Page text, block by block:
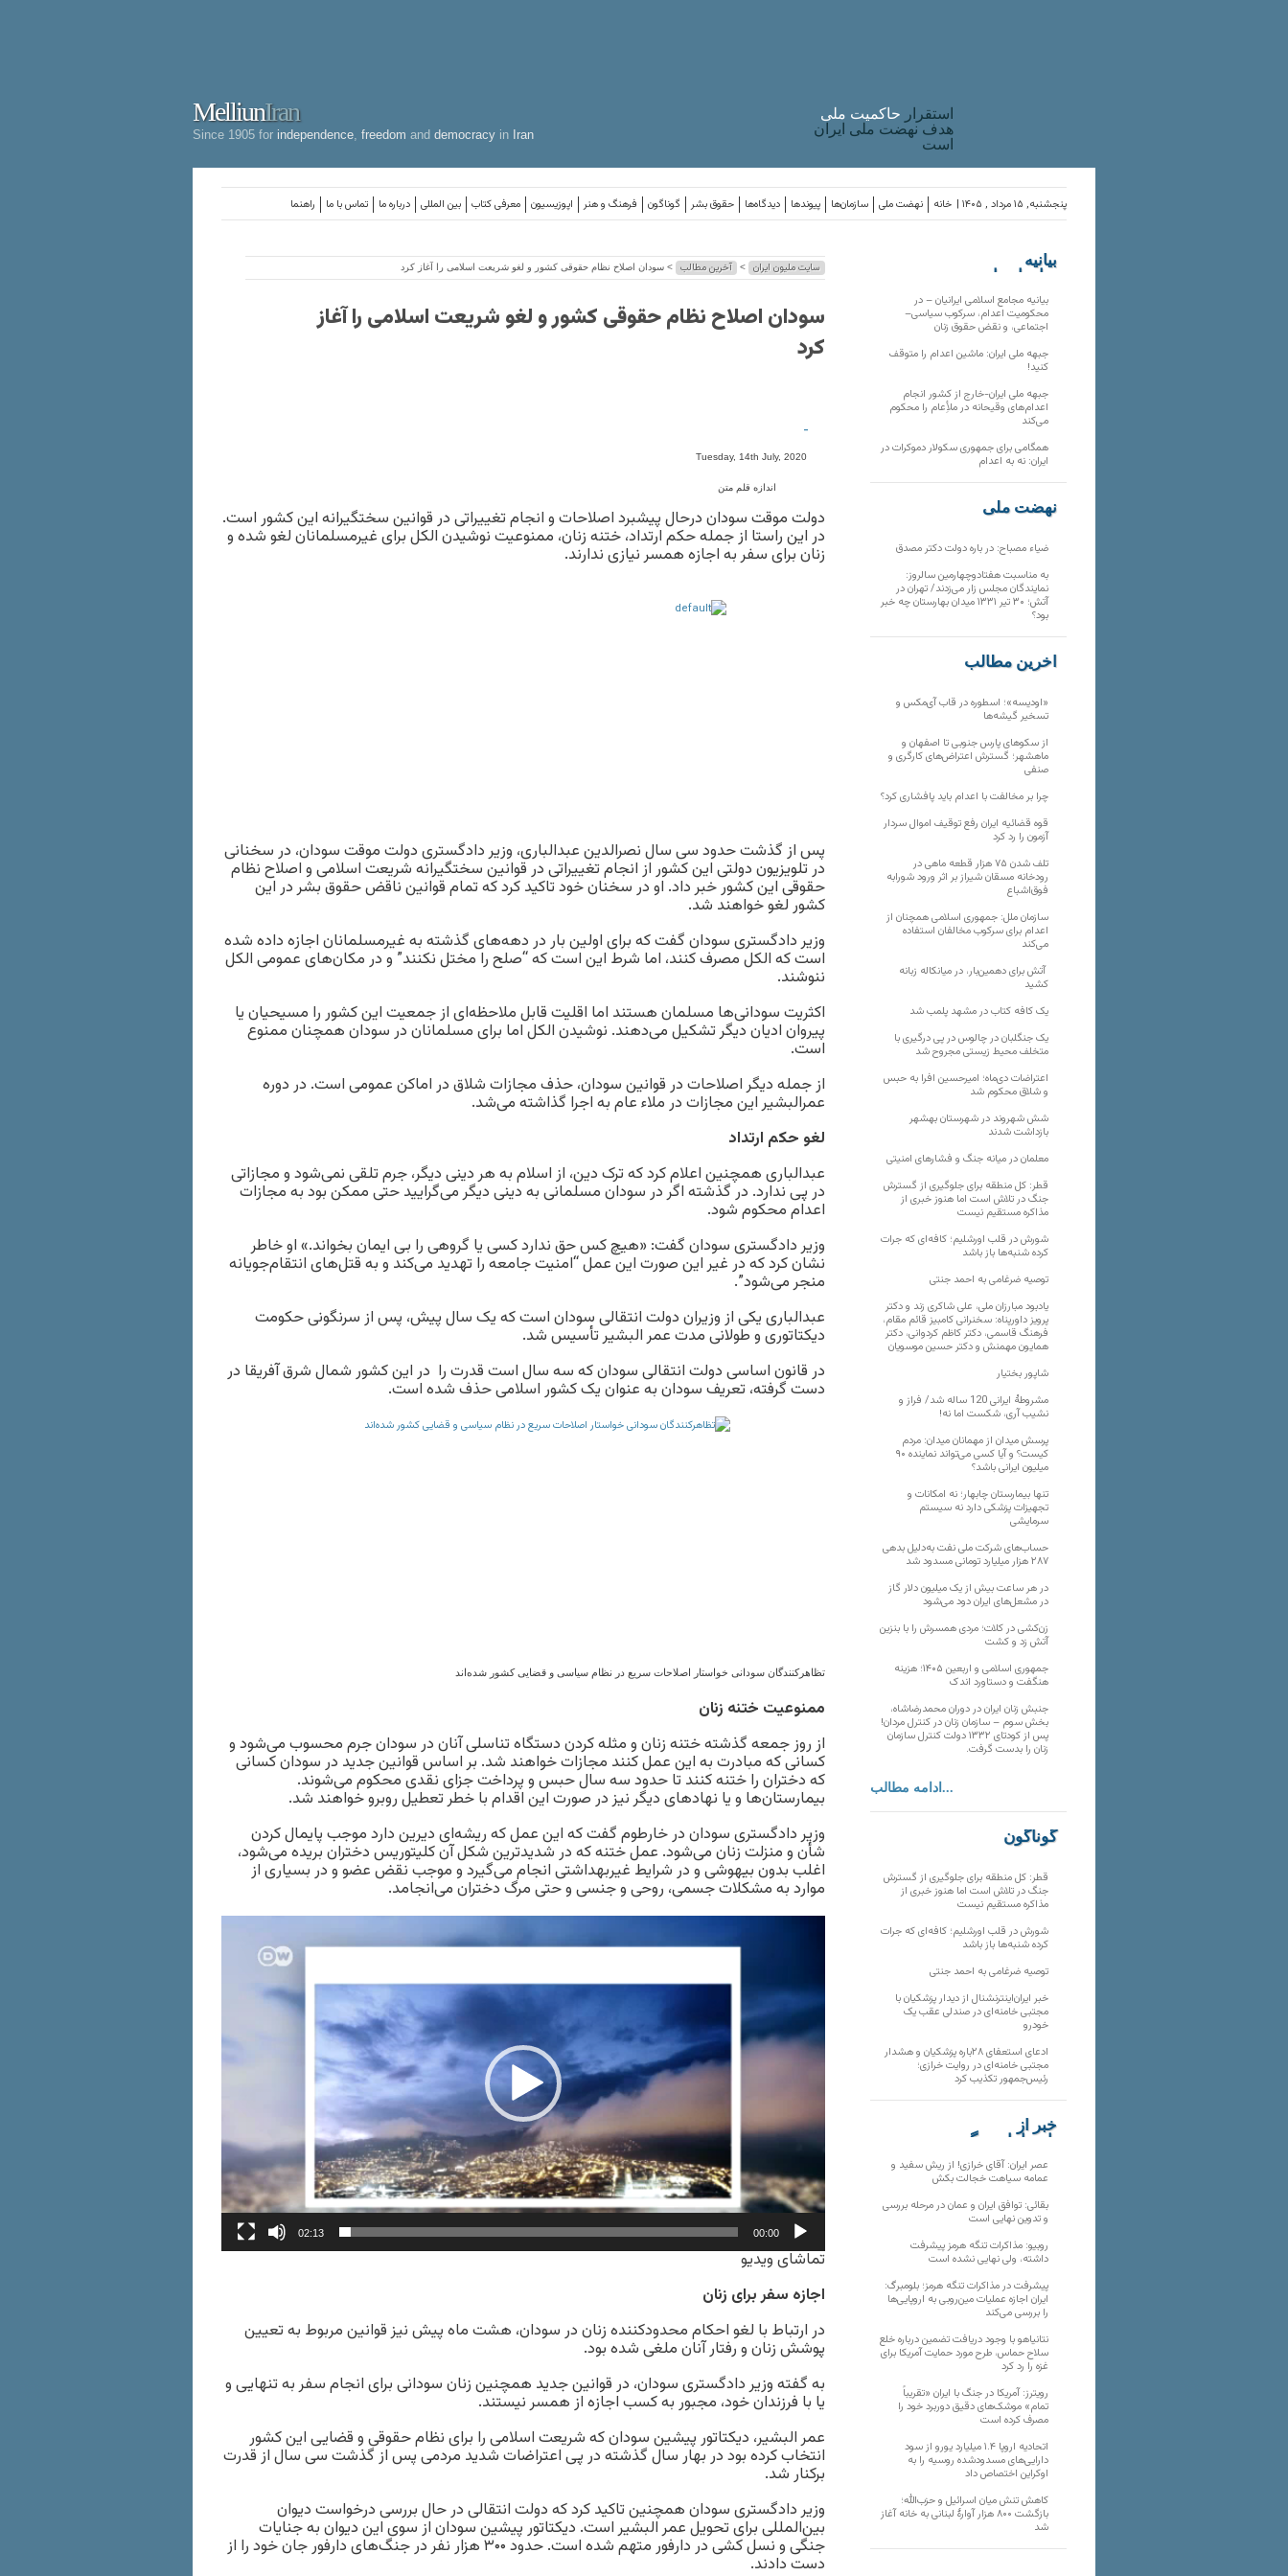
MelliunIran
Since 1905 for independence freedom and democracy in Iran
استقرار حاکميت ملی
هدف نهضت ملی ایران
است
راهنما تماس با ما درباره ما بین المللی معرفی کتاب اپوزیسیون فرهنگ و هنر گوناگون حقوق بشر دیدگاه‌ها پیوندها سازمان‌ها نهضت ملی خانه پنجشنبه, ۱۵ مرداد , ۱۴۰۵ |
سایت ملیون ایران > آخرین مطالب > سودان اصلاح نظام حقوقی کشور و لغو شریعت اسلامی را آغاز کرد
سودان اصلاح نظام حقوقی کشور و لغو شریعت اسلامی را آغاز
کرد
-
Tuesday, 14th July, 2020
اندازه قلم متن
دولت موقت سودان درحال پیشبرد اصلاحات و انجام تغییراتی در قوانین سختگیرانه این کشور است.
در این راستا از جمله حکم ارتداد، ختنه زنان، ممنوعیت نوشیدن الکل برای غیرمسلمانان لغو شده و
زنان برای سفر به اجازه همسر نیازی ندارند.
پس از گذشت حدود سی سال نصرالدین عبدالباری، وزیر دادگستری دولت موقت سودان، در سخنانی
در تلویزیون دولتی این کشور از انجام تغییراتی در قوانین سختگیرانه شریعت اسلامی و اصلاح نظام
حقوقی این کشور خبر داد. او در سخنان خود تاکید کرد که تمام قوانین ناقض حقوق بشر در این
کشور لغو خواهند شد.
وزیر دادگستری سودان گفت که برای اولین بار در دهه‌های گذشته به غیرمسلمانان اجازه داده شده
است که الکل مصرف کنند، اما شرط این است که “صلح را مختل نکنند” و در مکان‌های عمومی الکل
ننوشند.
اکثریت سودانی‌ها مسلمان هستند اما اقلیت قابل ملاحظه‌ای از جمعیت این کشور را مسیحیان یا
پیروان ادیان دیگر تشکیل می‌دهند. نوشیدن الکل اما برای مسلمانان در سودان همچنان ممنوع
است.
از جمله دیگر اصلاحات در قوانین سودان، حذف مجازات شلاق در اماکن عمومی است. در دوره
عمرالبشیر این مجازات در ملاء عام به اجرا گذاشته می‌شد.
لغو حکم ارتداد
عبدالباری همچنین اعلام کرد که ترک دین، از اسلام به هر دینی دیگر، جرم تلقی نمی‌شود و مجازاتی
در پی ندارد. در گذشته اگر در سودان مسلمانی به دینی دیگر می‌گرایید حتی ممکن بود به مجازات
اعدام محکوم شود.
وزیر دادگستری سودان گفت: «هیچ کس حق ندارد کسی یا گروهی را بی ایمان بخواند.» او خاطر
نشان کرد که در غیر این صورت این عمل “امنیت جامعه را تهدید می‌کند و به قتل‌های انتقام‌جویانه
منجر می‌شود”.
عبدالباری یکی از وزیران دولت انتقالی سودان است که یک سال پیش، پس از سرنگونی حکومت
دیکتاتوری و طولانی مدت عمر البشیر تأسیس شد.
در قانون اساسی دولت انتقالی سودان که سه سال است قدرت را در این کشور شمال شرق آفریقا در
دست گرفته، تعریف سودان به عنوان یک کشور اسلامی حذف شده است.
تظاهرکنندگان سودانی خواستار اصلاحات سریع در نظام سیاسی و قضایی کشور شده‌اند
ممنوعیت ختنه زنان
از روز جمعه گذشته ختنه زنان و مثله کردن دستگاه تناسلی آنان در سودان جرم محسوب می‌شود و
کسانی که مبادرت به این عمل کنند مجازات خواهند شد. بر اساس قوانین جدید در سودان کسانی
که دختران را ختنه کنند تا حدود سه سال حبس و پرداخت جزای نقدی محکوم می‌شوند.
بیمارستان‌ها و یا نهادهای دیگر نیز در صورت این اقدام با خطر تعطیل روبرو خواهند شد.
وزیر دادگستری سودان در خارطوم گفت که این عمل که ریشه‌ای دیرین دارد موجب پایمال کردن
شأن و منزلت زنان می‌شود. عمل ختنه که در شدیدترین شکل آن کلیتوریس دختران بریده می‌شود،
اغلب بدون بیهوشی و در شرایط غیربهداشتی انجام می‌گیرد و موجب نقض عضو و در بسیاری از
موارد به مشکلات جسمی، روحی و جنسی و حتی مرگ دختران می‌انجامد.
00:00
02:13
تماشای ویدیو
اجازه سفر برای زنان
در ارتباط با لغو احکام محدود‌کننده زنان در سودان، هشت ماه پیش نیز قوانین مربوط به تعیین
پوشش زنان و رفتار آنان ملغی شده بود.
به گفته وزیر دادگستری سودان، در قوانین جدید همچنین زنان سودانی برای انجام سفر به تنهایی و
یا با فرزندان خود، مجبور به کسب اجازه از همسر نیستند.
عمر البشیر، دیکتاتور پیشین سودان که شریعت اسلامی را برای نظام حقوقی و قضایی این کشور
انتخاب کرده بود در بهار سال گذشته در پی اعتراضات شدید مردمی پس از گذشت سی سال از قدرت
برکنار شد.
وزیر دادگستری سودان همچنین تاکید کرد که دولت انتقالی در حال بررسی درخواست دیوان
بین‌المللی برای تحویل عمر البشیر است. دیکتاتور پیشین سودان از سوی این دیوان به جنایات
جنگی و نسل کشی در دارفور متهم شده است. حدود ۳۰۰ هزار نفر در جنگ‌های دارفور جان خود را از
دست دادند.
بیانیه
سازمان‌های
بیانیه مجامع اسلامی ایرانیان – در
محکومیت اعدام، سرکوب سیاسی–
اجتماعی، و نقض حقوق زنان
جبهه ملی ایران: ماشین اعدام را متوقف
کنید!
جبهه ملی ایران-خارج از کشور انجام
اعدام‌های وقیحانه در ملأِعام را محکوم
می‌کند
همگامی برای جمهوری سکولار دموکرات در
ایران: نه به اعدام
نهضت ملی
ضیاء مصباح: در باره دولت دکتر مصدق
به مناسبت هفتادوچهارمین سالروز:
نمایندگان مجلس زار می‌زدند/ تهران در
آتش؛ ۳۰ تیر ۱۳۳۱ میدان بهارستان چه خبر
بود؟
آخرین مطالب
«اودیسه»؛ اسطوره در قاب آی‌مکس و
تسخیر گیشه‌ها
از سکوهای پارس جنوبی تا اصفهان و
ماهشهر؛ گسترش اعتراض‌های کارگری و
صنفی
چرا بر مخالفت با اعدام باید پافشاری کرد؟
قوه قضائیه ایران رفع توقیف اموال سردار
آزمون را رد کرد
تلف شدن ۷۵ هزار قطعه ماهی در
رودخانه مسقان شیراز بر اثر ورود شورابه
فوق‌اشباع
سازمان ملل: جمهوری اسلامی همچنان از
اعدام برای سرکوب مخالفان استفاده
می‌کند
آتش برای دهمین‌بار، در میانکاله زبانه
کشید
یک کافه کتاب در مشهد پلمب شد
یک جنگلبان در چالوس در پی درگیری با
متخلف محیط زیستی مجروح شد
اعتراضات دی‌ماه؛ امیرحسین افرا به حبس
و شلاق محکوم شد
شش شهروند در شهرستان بهشهر
بازداشت شدند
معلمان در میانه جنگ و فشارهای امنیتی
قطر: کل منطقه برای جلوگیری از گسترش
جنگ در تلاش است اما هنوز خبری از
مذاکره مستقیم نیست
شورش در قلب اورشلیم؛ کافه‌ای که جرات
کرده شنبه‌ها باز باشد
توصیه ضرغامی به احمد جنتی
یادبود مبارزان ملی، علی شاکری زند و دکتر
پرویز داورپناه: سخنرانی کامبیز قائم مقام،
فرهنگ قاسمی، دکتر کاظم کردوانی، دکتر
همایون مهمنش و دکتر حسین موسویان
شاپور بختیار
مشروطۀ ایرانی 120 ساله شد/ فراز و
نشیب آری، شکست اما نه!
پرسش میدان از مهمانان میدان: مردم
کیست؟ و آیا کسی می‌تواند نماینده ۹۰
میلیون ایرانی باشد؟
تنها بیمارستان چابهار؛ نه امکانات و
تجهیزات پزشکی دارد نه سیستم
سرمایشی
حساب‌های شرکت ملی نفت به‌دلیل بدهی
۲۸۷ هزار میلیارد تومانی مسدود شد
در هر ساعت بیش از یک میلیون دلار گاز
در مشعل‌های ایران دود می‌شود
زن‌کشی در کلات؛ مردی همسرش را با بنزین
آتش زد و کشت
جمهوری اسلامی و اربعین ۱۴۰۵؛ هزینه
هنگفت و دستاورد اندک
جنبش زنان ایران در دوران محمدرضاشاه،
بخش سوم – سازمان زنان در کنترل مردان!
پس از کودتای ۱۳۳۲ دولت کنترل سازمان
زنان را بدست گرفت.
ادامه مطالب...
گوناگون
قطر: کل منطقه برای جلوگیری از گسترش
جنگ در تلاش است اما هنوز خبری از
مذاکره مستقیم نیست
شورش در قلب اورشلیم؛ کافه‌ای که جرات
کرده شنبه‌ها باز باشد
توصیه ضرغامی به احمد جنتی
خبر ایران‌اینترنشنال از دیدار پزشکیان با
مجتبی خامنه‌ای در صندلی عقب یک
خودرو
ادعای استعفای ۲۸باره پزشکیان و هشدار
مجتبی خامنه‌ای در روایت خرازی؛
رئیس‌جمهور تکذیب کرد
خبر از
تارنماهای دیگر
عصر ایران: آقای خرازی! از ریش سفید و
عمامه سیاهت خجالت بکش
بقائی: توافق ایران و عمان در مرحله بررسی
و تدوین نهایی است
روبیو: مذاکرات تنگه هرمز پیشرفت
داشته، ولی نهایی نشده است
پیشرفت در مذاکرات تنگه هرمز؛ بلومبرگ:
ایران اجازه عملیات مین‌روبی به اروپایی‌ها
را بررسی می‌کند
نتانیاهو با وجود دریافت تضمین درباره خلع
سلاح حماس، طرح مورد حمایت آمریکا برای
غزه را رد کرد
رویترز: آمریکا در جنگ با ایران «تقریباً
تمام» موشک‌های دقیق دوربرد خود را
مصرف کرده است
اتحادیه اروپا ۱.۴ میلیارد یورو از سود
دارایی‌های مسدودشده روسیه را به
اوکراین ‏اختصاص داد
کاهش تنش میان اسرائیل و حزب‌الله؛
بازگشت ۸۰۰ هزار آوارۀ لبنانی به خانه‌ آغاز
شد